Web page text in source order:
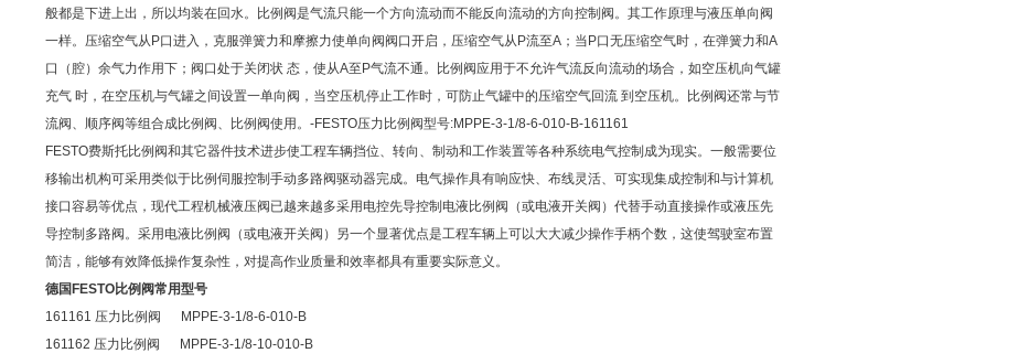
般都是下进上出，所以均装在回水。比例阀是气流只能一个方向流动而不能反向流动的方向控制阀。其工作原理与液压单向阀
一样。压缩空气从 P口进入，克服弹簧力和摩擦力使单向阀阀口开启，压缩空气从 P流至A；当 P口无压缩空气时，在弹簧力和A
口
（ 腔） 余气力作用下；阀口处于关闭状 态，使从A至 P气流不通。比例阀应用于不允许气流反向流动的场合，如空压机向气罐
充气 时，在空压机与气罐之间设置一单向阀，当空压机停止工作时，可防止气罐中的压缩空气回流 到空压机。比例阀还常与节
流阀、顺序阀等组合成比例阀、比例阀使用。 -FESTO压力比例阀型号:MPPE-3-1/8-6-010-B-161161
FESTO费斯托比例阀和其它器件技术进步使工程车辆挡位、转向、制动和工作装置等各种系统电气控制成为现实。一般需要位
移输出机构可采用类似于比例伺服控制手动多路阀驱动器完成。电气操作具有响应快、布线灵活、可实现集成控制和与计算机
接口容易等优点，现代工程机械液压阀已越来越多采用电控先导控制电液比例阀
（或电液开关阀 ） 代替手动直接操作或液压先
导控制多路阀。采用电液比例阀
（或电液开关阀 ）
另一个显著优点是工程车辆上可以大大减少操作手柄个数，这使驾驶室布置
简洁，能够有效降低操作复杂性，对提高作业质量和效率都具有重要实际意义。
德国 FESTO比例阀常用型号
161161 压力比例阀
MPPE-3-1/8-6-010-B
161162 压力比例阀
MPPE-3-1/8-10-010-B